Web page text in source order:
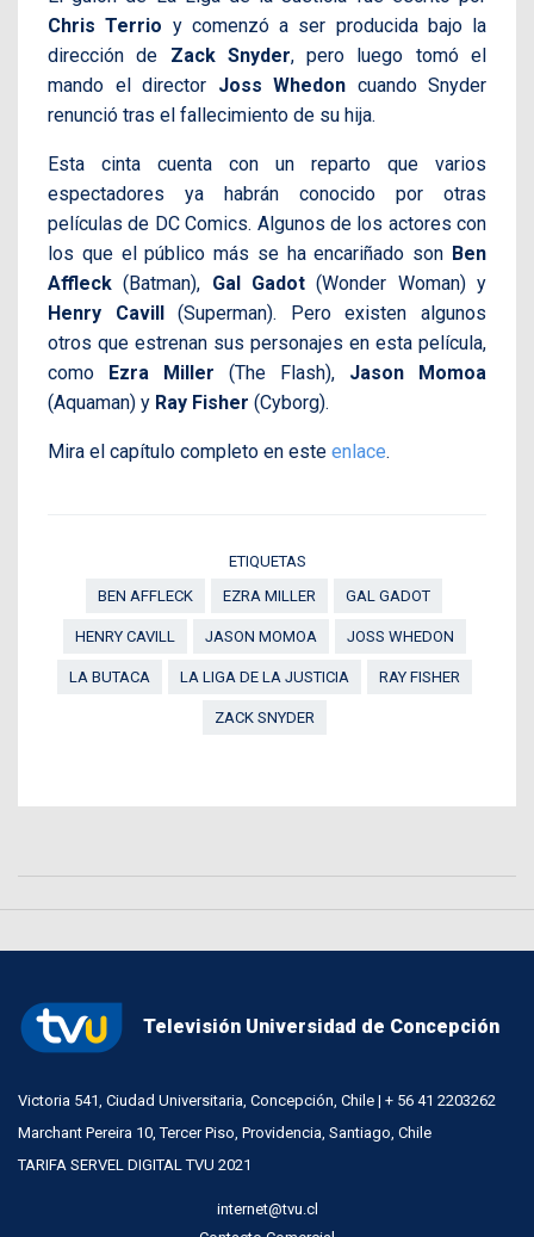
Chris Terrio y comenzó a ser producida bajo la
dirección de Zack Snyder, pero luego tomó el
mando el director Joss Whedon cuando Snyder
renunció tras el fallecimiento de su hija.
Esta cinta cuenta con un reparto que varios
espectadores ya habrán conocido por otras
películas de DC Comics. Algunos de los actores con
los que el público más se ha encariñado son Ben
Affleck (Batman), Gal Gadot (Wonder Woman) y
Henry Cavill(Superman). Pero existen algunos
otros que estrenan sus personajes en esta película,
como Ezra Miller (The Flash), Jason Momoa
(Aquaman) y Ray Fisher (Cyborg).
Mira el capítulo completo en este enlace.
ETIQUETAS
BEN AFFLECK
EZRA MILLER GAL GADOT
HENRY CAVILL JASON MOMOA JOSS WHEDON
LA BUTACA LA LIGA DE LA JUSTICIA RAY FISHER
ZACK SNYDER
Televisión Universidad de Concepción
Victoria 541, Ciudad Universitaria, Concepción, Chile | + 56 41 2203262
Marchant Pereira 10, Tercer Piso, Providencia, Santiago, Chile
TARIFA SERVEL DIGITAL TVU 2021
internet@tvu.cl